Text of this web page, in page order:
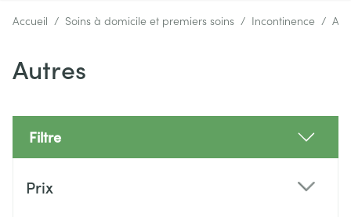
Accueil / Soins à domicile et premiers soins / Incontinence /
Autres
Filtre
Prix